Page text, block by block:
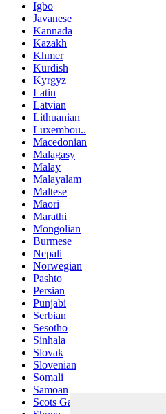
Igbo
Javanese
Kannada
Kazakh
Khmer
Kurdish
Kyrgyz
Latin
Latvian
Lithuanian
Luxembou..
Macedonian
Malagasy
Malay
Malayalam
Maltese
Maori
Marathi
Mongolian
Burmese
Nepali
Norwegian
Pashto
Persian
Punjabi
Serbian
Sesotho
Sinhala
Slovak
Slovenian
Somali
Samoan
Scots Gaelic